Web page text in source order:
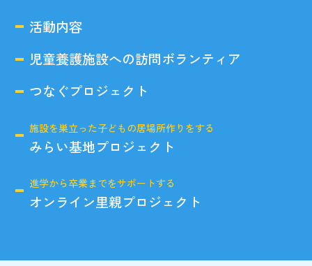
活動内容
児童養護施設への訪問ボランティア
つなぐプロジェクト
施設を巣立った子どもの居場所作りをする
みらい基地プロジェクト
進学から卒業までをサポートする
オンライン里親プロジェクト